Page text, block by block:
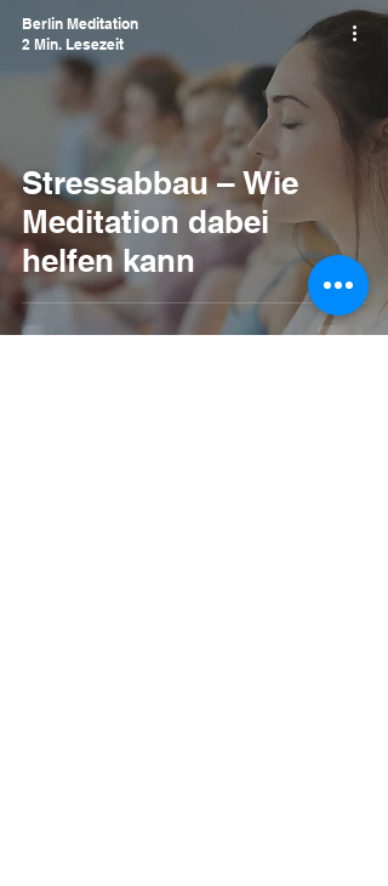
Stressabbau – Wie
Meditation dabei
helfen kann
Berlin Meditation
2 Min. Lesezeit